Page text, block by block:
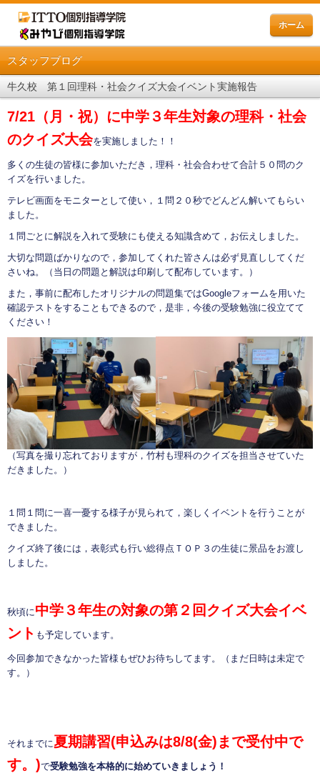
ホーム
スタッフブログ
牛久校 第１回理科・社会クイズ大会イベント実施報告
7/21（月・祝）に中学３年生対象の理科・社会
のクイズ大会を実施しました！！
多くの生徒の皆様に参加いただき，理科・社会合わせて合計５０問のク
イズを行いました。
テレビ画面をモニターとして使い，１問２０秒でどんどん解いてもらい
ました。
１問ごとに解説を入れて受験にも使える知識含めて，お伝えしました。
大切な問題ばかりなので，参加してくれた皆さんは必ず見直ししてくだ
さいね。（当日の問題と解説は印刷して配布しています。）
また，事前に配布したオリジナルの問題集ではGoogleフォームを用いた
確認テストをすることもできるので，是非，今後の受験勉強に役立てて
ください！
（写真を撮り忘れておりますが，竹村も理科のクイズを担当させていた
だきました。）
１問１問に一喜一憂する様子が見られて，楽しくイベントを行うことが
できました。
クイズ終了後には，表彰式も行い総得点ＴＯＰ３の生徒に景品をお渡し
しました。
秋頃に中学３年生の対象の第２回クイズ大会イベ
ント も予定しています。
今回参加できなかった皆様もぜひお待ちしてます。（まだ日時は未定で
す。）
それまでに夏期講習(申込みは8/8(金)まで受付中で
す。)で受験勉強を本格的に始めていきましょう！